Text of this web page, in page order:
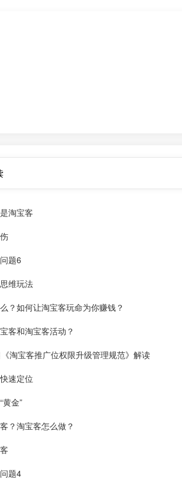
淘宝客
题6
维玩法
？如何让淘宝客玩命为你赚钱？
客和淘宝客活动？
淘宝客推广位权限升级管理规范》解读
速定位
黄金”
？淘宝客怎么做？
题4